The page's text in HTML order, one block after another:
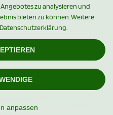
bei Xylishop - Premium Xylit
zu analysieren und
bieten zu können. Weitere
anpassen